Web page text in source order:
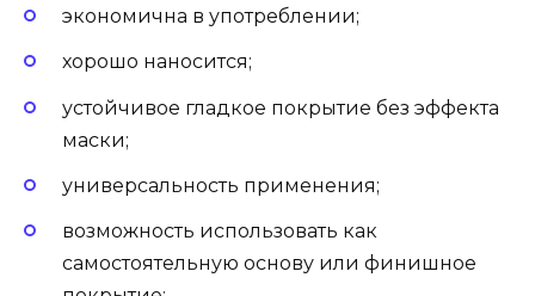
экономична в употреблении;
хорошо наносится;
устойчивое гладкое покрытие без эффекта
маски;
универсальность применения;
возможность использовать как
самостоятельную основу или финишное